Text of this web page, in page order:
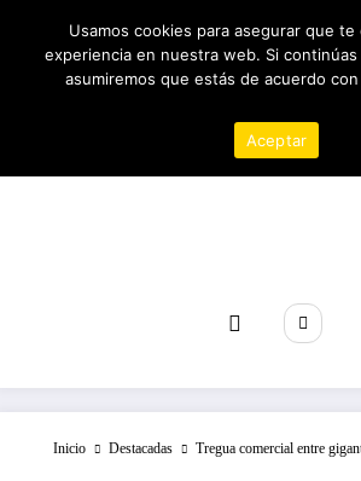
contenido
07/08/2026
Inicio Destacadas Tregua comercial entre
Usamos cookies para asegurar que te
experiencia en nuestra web. Si
asumiremos que estás de acuerdo
Aceptar